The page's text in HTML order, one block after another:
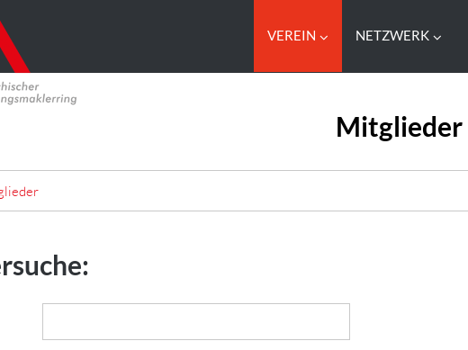
VEREIN NETZWERK
Mitglieder